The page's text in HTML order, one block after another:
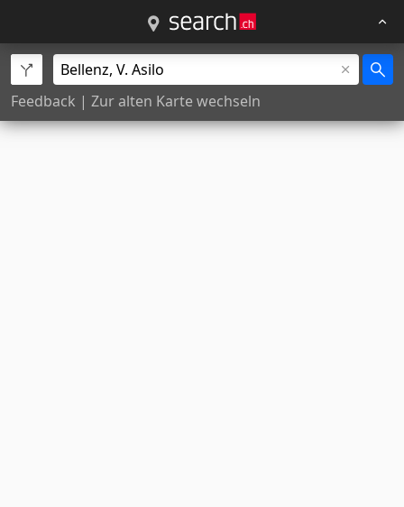
Feedback | Zur alten Karte wechseln